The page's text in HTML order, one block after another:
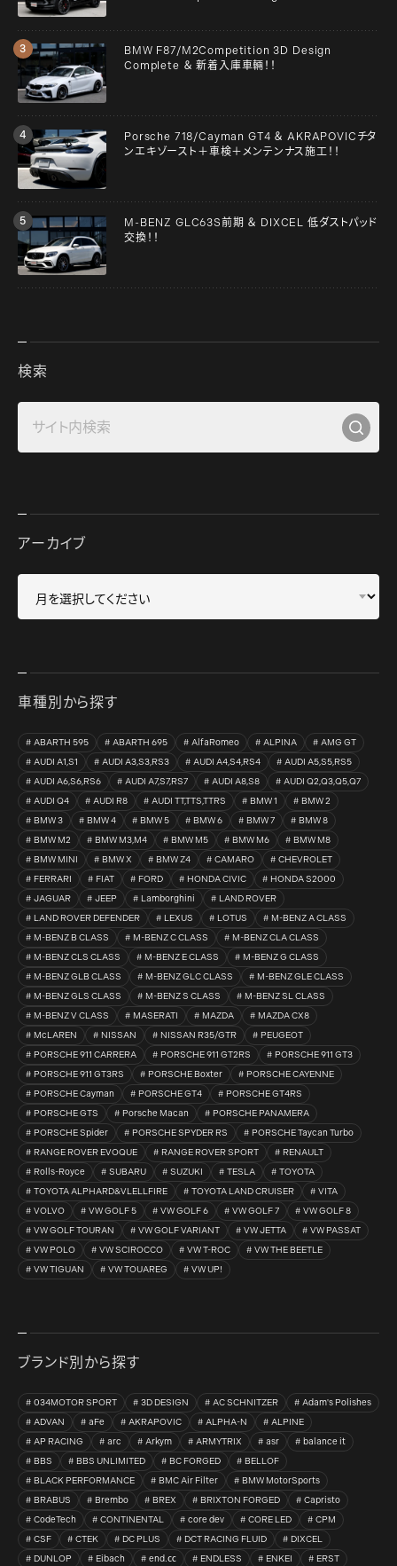
BMW F87/M2Competition 3D Design
Complete ＆ 新着入庫車輛！！
Porsche 718/Cayman GT4 ＆ AKRAPOVICチタ
ンエキゾースト＋車検＋メンテンナス施工！！
M-BENZ GLC63S前期 ＆ DIXCEL 低ダストパッド
交換！！
検索
アーカイブ
車種別から探す
ABARTH 595 ABARTH 695 AlfaRomeo ALPINA
AMG GT
AUDI A1,S1
AUDI A3,S3,RS3 AUDI A4,S4,RS4
AUDI A5,S5,RS5
AUDI A6,S6,RS6
AUDI A7,S7,RS7 AUDI A8,S8
AUDI Q2,Q3,Q5,Q7
AUDI Q4
AUDI R8 AUDI TT,TTS,TTRS BMW 1
BMW 2
BMW 3
BMW 4 BMW 5 BMW 6 BMW 7
BMW 8
BMW M2
BMW M3,M4 BMW M5 BMW M6
BMW M8
BMW MINI
BMW X BMW Z4 CAMARO
CHEVROLET
FERRARI
FIAT FORD HONDA CIVIC
HONDA S2000
JAGUAR
JEEP Lamborghini
LAND ROVER
LAND ROVER DEFENDER
LEXUS LOTUS
M-BENZ A CLASS
M-BENZ B CLASS
M-BENZ C CLASS
M-BENZ CLA CLASS
M-BENZ CLS CLASS
M-BENZ E CLASS
M-BENZ G CLASS
M-BENZ GLB CLASS
M-BENZ GLC CLASS
M-BENZ GLE CLASS
M-BENZ GLS CLASS
M-BENZ S CLASS
M-BENZ SL CLASS
M-BENZ V CLASS
MASERATI MAZDA
MAZDA CX8
McLAREN
NISSAN NISSAN R35/GTR
PEUGEOT
PORSCHE 911 CARRERA
PORSCHE 911 GT2RS
PORSCHE 911 GT3
PORSCHE 911 GT3RS
PORSCHE Boxter
PORSCHE CAYENNE
PORSCHE Cayman
PORSCHE GT4
PORSCHE GT4RS
PORSCHE GTS
Porsche Macan
PORSCHE PANAMERA
PORSCHE Spider
PORSCHE SPYDER RS
PORSCHE Taycan Turbo
RANGE ROVER EVOQUE
RANGE ROVER SPORT
RENAULT
Rolls-Royce
SUBARU SUZUKI TESLA
TOYOTA
TOYOTA ALPHARD&VLELLFIRE
TOYOTA LAND CRUISER
VITA
VOLVO
VW GOLF 5 VW GOLF 6 VW GOLF 7
VW GOLF 8
VW GOLF TOURAN
VW GOLF VARIANT VW JETTA
VW PASSAT
VW POLO
VW SCIROCCO VW T-ROC
VW THE BEETLE
VW TIGUAN
VW TOUAREG VW UP!
ブランド別から探す
034MOTOR SPORT 3D DESIGN AC SCHNITZER
Adam's Polishes
ADVAN
aFe AKRAPOVIC ALPHA-N
ALPINE
AP RACING
arc Arkym ARMYTRIX asr
balance it
BBS
BBS UNLIMITED BC FORGED
BELLOF
BLACK PERFORMANCE
BMC Air Filter
BMW MotorSports
BRABUS
Brembo BREX BRIXTON FORGED
Capristo
CodeTech
CONTINENTAL core dev CORE LED
CPM
CSF
CTEK DC PLUS DCT RACING FLUID
DIXCEL
DUNLOP
Eibach end.㏄ ENDLESS ENKEI
ERST